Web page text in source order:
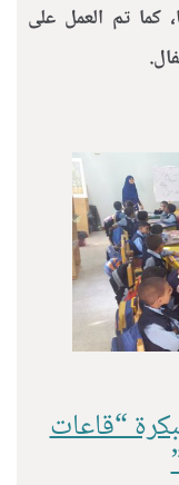
كما تم العمل على
“قاعات